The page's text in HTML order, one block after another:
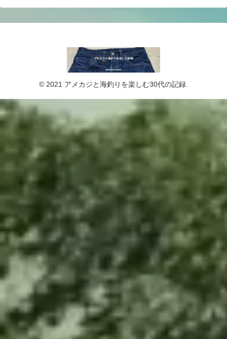
© 2021 アメカジと海釣りを楽しむ30代の記録.